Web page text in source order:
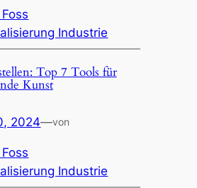
Industrie
Top 7 Tools für
Kunst
2024—von
Industrie